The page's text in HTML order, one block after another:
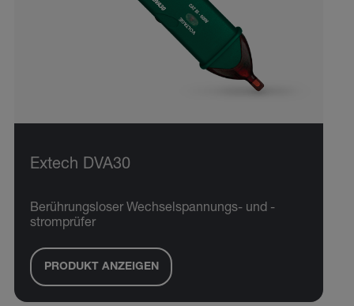
Extech DVA30
Berührungsloser Wechselspannungs- und -
stromprüfer
PRODUKT ANZEIGEN